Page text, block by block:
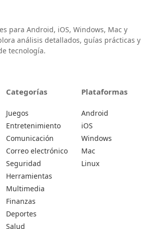
para Android, iOS, Windows, Mac y
análisis detallados, guías prácticas y
tecnología.
Categorías
Juegos
Entretenimiento
Comunicación
Correo electrónico
Seguridad
Herramientas
Multimedia
Finanzas
Deportes
Salud
Plataformas
Android
iOS
Windows
Mac
Linux